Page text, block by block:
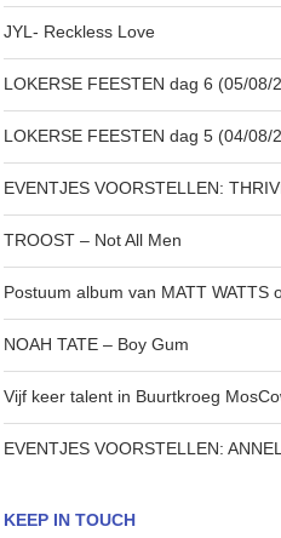
JYL- Reckless Love
LOKERSE FEESTEN dag 6 (05/08/
LOKERSE FEESTEN dag 5 (04/08/
EVENTJES VOORSTELLEN:
TROOST – Not All Men
Postuum album van MATT WATTS
NOAH TATE – Boy Gum
Vijf keer talent in Buurtkroeg
EVENTJES VOORSTELLEN:
KEEP IN TOUCH